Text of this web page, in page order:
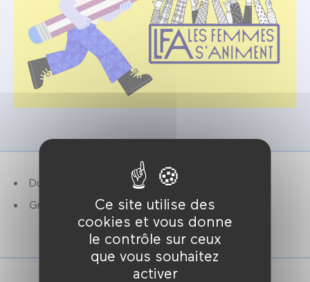
Ce site utilise des
cookies et vous donne
le contrôle sur ceux
que vous souhaitez
activer
Durée : 2h.
Gratuit. Réservation recommandée.